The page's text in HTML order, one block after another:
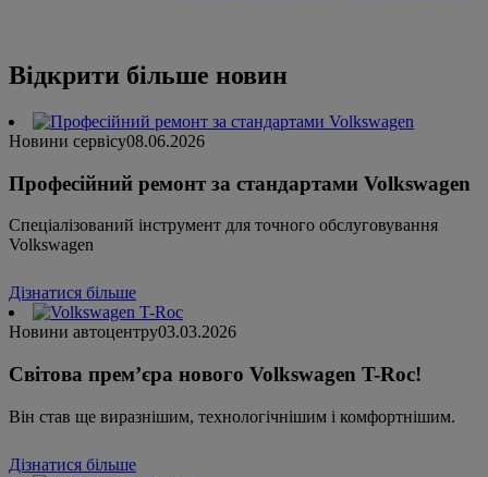
Відкрити більше новин
Новини сервісу08.06.2026
Професійний ремонт за стандартами Volkswagen
Спеціалізований інструмент для точного обслуговування
Volkswagen
Дізнатися більше
Новини автоцентру03.03.2026
Світова прем’єра нового Volkswagen T-Roc!
Він став ще виразнішим, технологічнішим і комфортнішим.
Дізнатися більше